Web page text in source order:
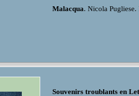
Malacqua. Nicola
Souvenirs troublants en